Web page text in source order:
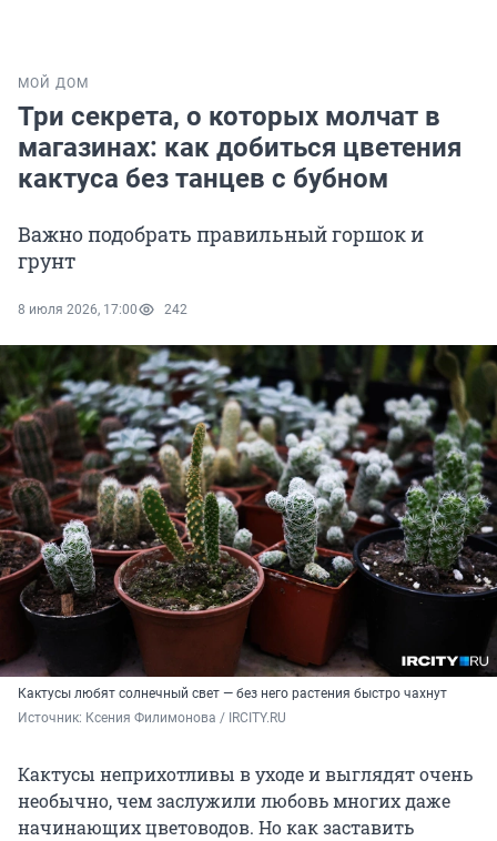
МОЙ ДОМ
Три секрета, о которых молчат в
магазинах: как добиться цветения
кактуса без танцев с бубном
Важно подобрать правильный горшок и
грунт
8 июля 2026, 17:00 242
Кактусы любят солнечный свет — без него растения быстро чахнут
Источник: Ксения Филимонова / IRCITY.RU
Кактусы неприхотливы в уходе и выглядят очень
необычно, чем заслужили любовь многих даже
начинающих цветоводов. Но как заставить